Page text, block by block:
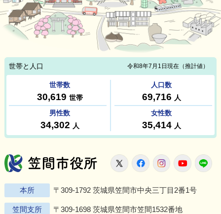
笠間市役所
X FacebookInstagram
本所 〒309-1792 茨城県笠間市中央三丁目2番1号
笠間支所 〒309-1698 茨城県笠間市笠間1532番地